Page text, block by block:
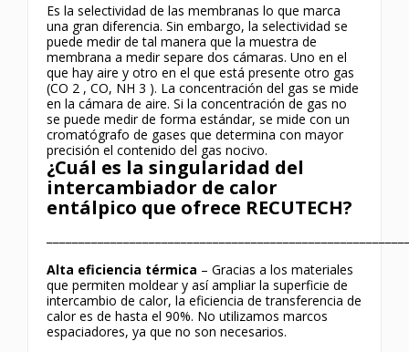
Es la selectividad de las membranas lo que marca
una gran diferencia. Sin embargo, la selectividad se
puede medir de tal manera que la muestra de
membrana a medir separe dos cámaras. Uno en el
que hay aire y otro en el que está presente otro gas
(CO 2 , CO, NH 3 ). La concentración del gas se mide
en la cámara de aire. Si la concentración de gas no
se puede medir de forma estándar, se mide con un
cromatógrafo de gases que determina con mayor
precisión el contenido del gas nocivo.
¿Cuál es la singularidad del
intercambiador de calor
entálpico que ofrece RECUTECH?
Alta eficiencia térmica – Gracias a los materiales
que permiten moldear y así ampliar la superficie de
intercambio de calor, la eficiencia de transferencia de
calor es de hasta el 90%. No utilizamos marcos
espaciadores, ya que no son necesarios.